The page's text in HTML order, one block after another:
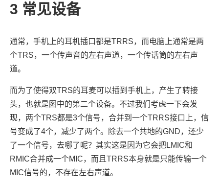
3 常见设备
通常，手机上的耳机插口都是TRRS，而电脑上通常是两
个TRS，一个传声音的左右声道，一个传话筒的左右声
道。
而为了使得双TRS的耳麦可以插到手机上，产生了转接
头，也就是图中的第二个设备。不过我们考虑一下会发
现，两个TRS都是3个信号，合并到一个TRRS接口上，信
号变成了4个，减少了两个。除去一个共地的GND，还少
了一个信号，去哪了呢？其实这是因为它会把LMIC和
RMIC合并成一个MIC，而且TRRS本身就是只能传输一个
MIC信号的，不存在左右声道。